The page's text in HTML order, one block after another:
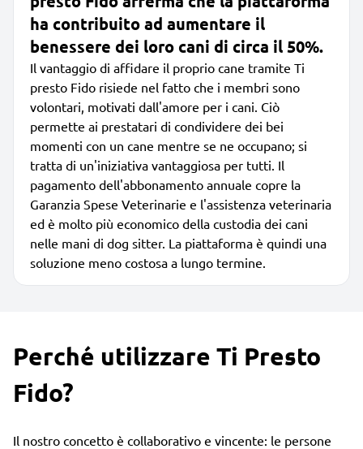
ha contribuito ad aumentare il
benessere dei loro cani di circa il 50%.
Il vantaggio di affidare il proprio cane tramite Ti
presto Fido risiede nel fatto che i membri sono
volontari, motivati dall'amore per i cani. Ciò
permette ai prestatari di condividere dei bei
momenti con un cane mentre se ne occupano; si
tratta di un'iniziativa vantaggiosa per tutti. Il
pagamento dell'abbonamento annuale copre la
Garanzia Spese Veterinarie e l'assistenza veterinaria
ed è molto più economico della custodia dei cani
nelle mani di dog sitter. La piattaforma è quindi una
soluzione meno costosa a lungo termine.
Perché utilizzare Ti Presto
Fido?
Il nostro concetto è collaborativo e vincente: le persone